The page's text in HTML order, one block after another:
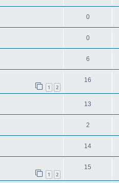
0
0
6
1 2
16
13
2
14
1 2
15